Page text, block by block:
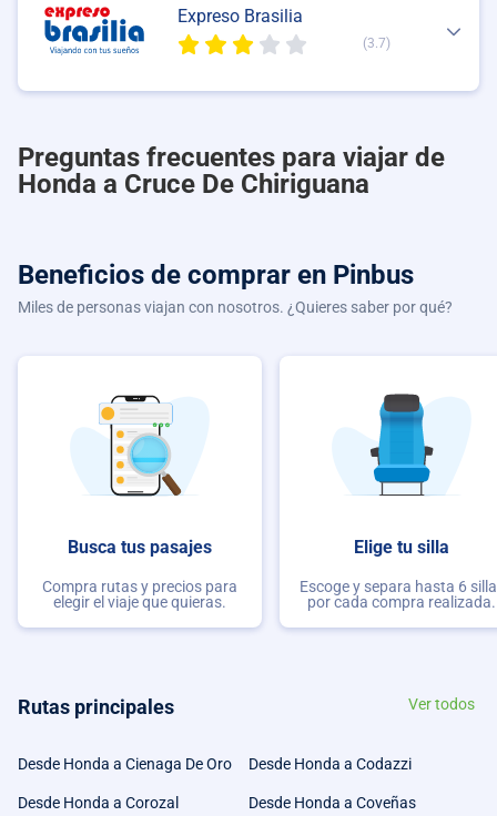
Expreso Brasilia
(3.7)
Preguntas frecuentes para viajar de
Honda a Cruce De Chiriguana
Beneficios de comprar en Pinbus
Miles de personas viajan con nosotros. ¿Quieres saber por qué?
Busca tus pasajes
Compra rutas y precios para
elegir el viaje que quieras.
Elige tu silla
Escoge y separa hasta 6
por cada compra realizada.
Rutas principales Ver todos
Desde Honda a Cienaga De Oro Desde Honda a Codazzi
Desde Honda a Corozal Desde Honda a Coveñas